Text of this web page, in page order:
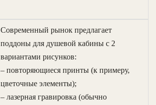
Современный рынок предлагает
поддоны для душевой кабины с 2
вариантами рисунков:
– повторяющиеся принты (к примеру,
цветочные элементы);
– лазерная гравировка (обычно